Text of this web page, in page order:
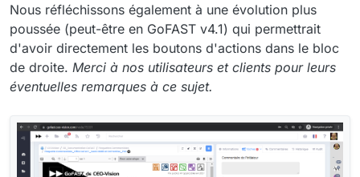
Nous réfléchissons également à une évolution plus
poussée (peut-être en GoFAST v4.1) qui permettrait
d'avoir directement les boutons d'actions dans le bloc
de droite. Merci à nos utilisateurs et clients pour leurs
éventuelles remarques à ce sujet.